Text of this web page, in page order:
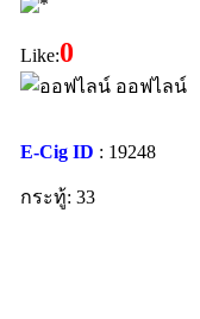
Like:0
ออฟไลน์
E-Cig ID : 19248
กระทู้: 33